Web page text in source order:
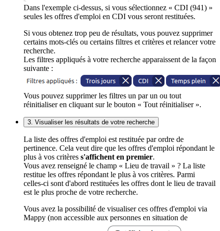
Dans l'exemple ci-dessus, si vous sélectionnez « CDI (941) »
seules les offres d'emploi en CDI vous seront restituées.
Si vous obtenez trop peu de résultats, vous pouvez supprimer
certains mots-clés ou certains filtres et critères et relancer votre
recherche.
Les filtres appliqués à votre recherche apparaissent de la façon
suivante :
Vous pouvez supprimer les filtres un par un ou tout
réinitialiser en cliquant sur le bouton « Tout réinitialiser ».
3. Visualiser les résultats de votre recherche
La liste des offres d'emploi est restituée par ordre de
pertinence. Cela veut dire que les offres d'emploi répondant le
plus à vos critères s'affichent en premier.
Vous avez renseigné le champ « Lieu de travail » ? La liste
restitue les offres répondant le plus à vos critères. Parmi
celles-ci sont d'abord restituées les offres dont le lieu de travail
est le plus proche de votre recherche.
Vous avez la possibilité de visualiser ces offres d'emploi via
Mappy (non accessible aux personnes en situation de